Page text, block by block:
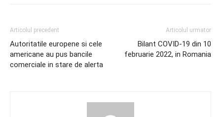
Articolul precedent
Autoritatile europene si cele
americane au pus bancile
comerciale in stare de alerta
Articolul urmator
Bilant COVID-19 din 10
februarie 2022, in Romania